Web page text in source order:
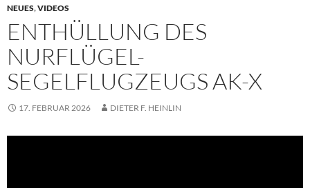
NEUES,VIDEOS
ENTHÜLLUNG DES
NURFLÜGEL-
SEGELFLUGZEUGS AK-X
17. FEBRUAR 2026 DIETER F. HEINLIN